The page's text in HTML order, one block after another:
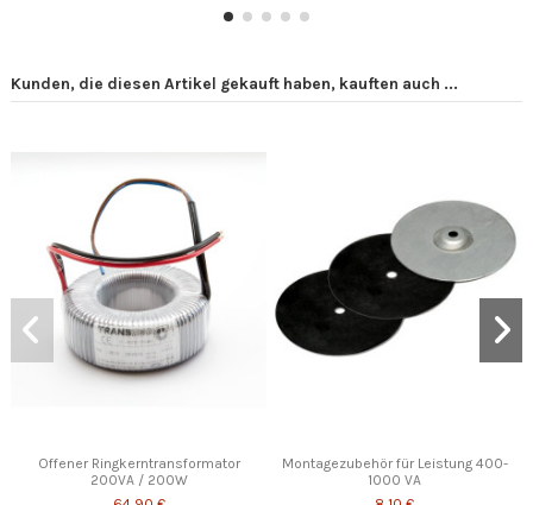
Kunden, die diesen Artikel gekauft haben, kauften auch ...
Offener Ringkerntransformator
200VA / 200W
Montagezubehör für Leistung 400-
1000 VA